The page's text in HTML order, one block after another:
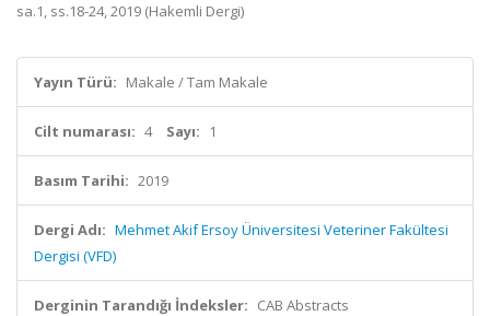
sa.1, ss.18-24, 2019 (Hakemli Dergi)
Yayın Türü: Makale / Tam Makale
Cilt numarası: 4 Sayı: 1
Basım Tarihi: 2019
Dergi Adı: Mehmet Akif Ersoy Üniversitesi Veteriner Fakültesi
Dergisi (VFD)
Derginin Tarandığı İndeksler: CAB Abstracts